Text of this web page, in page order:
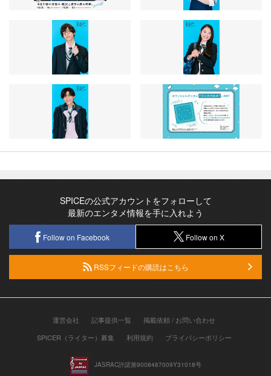
SPICEの公式アカウントをフォローして
最新のエンタメ情報を手に入れよう
Follow on Facebook Follow on X
RSSフィードの購読はこちら
運営会社 記事提供一覧
掲載依頼 / お問い合わせ
SPICER（ライター）募集
利用規約 プライバシーポリシー
JASRAC許諾第9008487009Y31018号